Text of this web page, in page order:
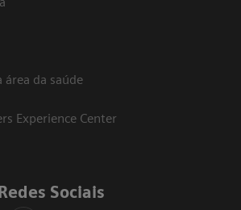
área da saúde
Experience Center
Sociais